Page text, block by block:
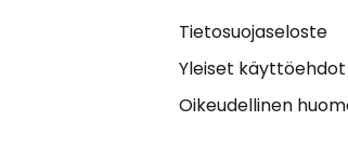
Tietosuojaseloste
Yleiset käyttöehdot
Oikeudellinen